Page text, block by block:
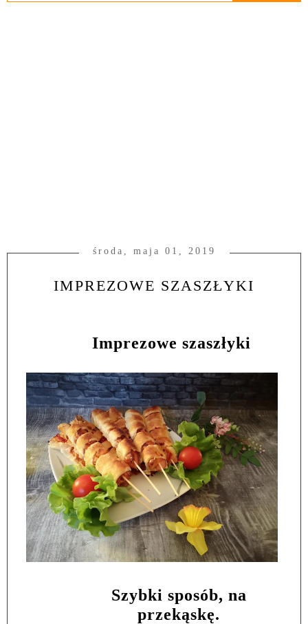
środa, maja 01, 2019
IMPREZOWE SZASZŁYKI
Imprezowe szaszłyki
Szybki sposób, na
przekąskę.